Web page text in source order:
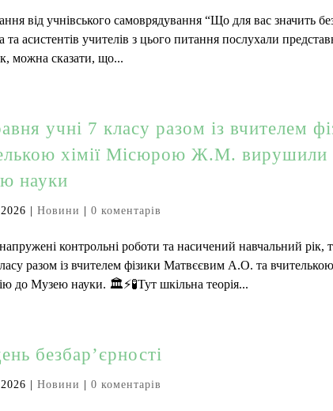
від учнівського самоврядування “Що для вас значить
та асистентів учителів з цього питання послухали
можна сказати, що...
учні 7 класу разом із вчителем
хімії Місюрою Ж.М. вирушили
науки
|Новини |0 коментарів
контрольні роботи та насичений навчальний рік,
разом із вчителем фізики Матвєєвим А.О. та
до Музею науки. 🏛️⚡🧪Тут шкільна теорія...
безбар’єрності
|Новини |0 коментарів